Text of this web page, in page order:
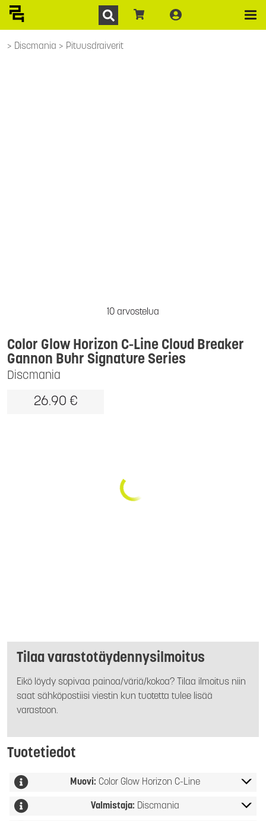
Discmania Pituusdraiverit
10 arvostelua
Discmania
Color Glow Horizon C-Line Cloud Breaker
Gannon Buhr Signature Series
26.90 €
Tilaa varastotäydennysilmoitus
Eikö löydy sopivaa painoa/väriä/kokoa? Tilaa ilmoitus niin
saat sähköpostiisi viestin kun tuotetta tulee lisää
varastoon.
Tuotetiedot
Muovi: Color Glow Horizon C-Line
Valmistaja: Discmania